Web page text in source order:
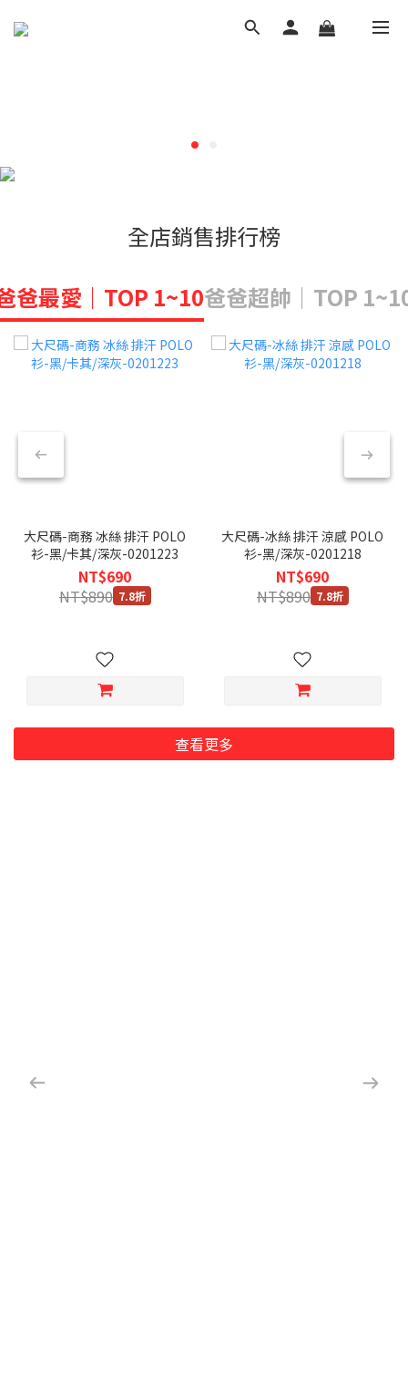
全店銷售排行榜
爸最愛｜TOP 1~10爸爸超帥｜TOP
大尺碼-商務 冰絲 排汗 POLO
衫-黑/卡其/深灰-0201223
NT$690
NT$890 7.8折
大尺碼-冰絲 排汗 涼感 POLO
衫-黑/深灰-0201218
NT$690
NT$890 7.8折
查看更多